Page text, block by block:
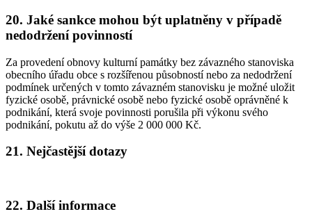
20. Jaké sankce mohou být uplatněny v případě
nedodržení povinností
Za provedení obnovy kulturní památky bez závazného stanoviska
obecního úřadu obce s rozšířenou působností nebo za nedodržení
podmínek určených v tomto závazném stanovisku je možné uložit
fyzické osobě, právnické osobě nebo fyzické osobě oprávněné k
podnikání, která svoje povinnosti porušila při výkonu svého
podnikání, pokutu až do výše 2 000 000 Kč.
21. Nejčastější dotazy
22. Další informace